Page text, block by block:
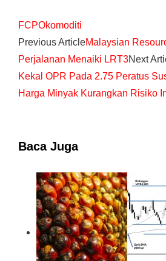
FCPOkomoditi
Previous ArticleMalaysian
Perjalanan Menaiki LRT3Next
Kekal OPR Pada 2.75 Peratus
Harga Minyak Kurangkan Risiko
Baca Juga